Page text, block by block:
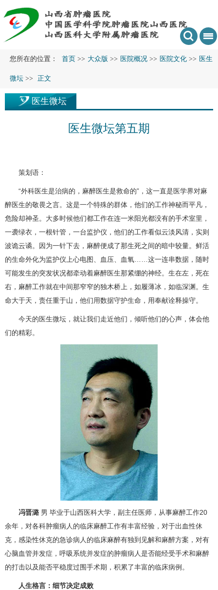
您所在的位置： 首页 >> 大众版 >> 医院概况 >> 医院文化 >> 医生
微坛 >> 正文
医生微坛
医生微坛第五期
策划语：
“外科医生是治病的，麻醉医生是救命的”，这一直是医学界对麻
醉医生的敬畏之言。这是一个特殊的群体，他们的工作神秘而平凡，
危险却神圣。大多时候他们都工作在连一米阳光都没有的手术室里，
一袭绿衣，一根针管，一台监护仪，他们的工作看似云淡风清，实则
波诡云谲。因为一针下去，麻醉便成了那生死之间的暗中较量。鲜活
的生命外化为监护仪上心电图、血压、血氧……这一连串数据，随时
可能发生的突发状况都牵动着麻醉医生那紧绷的神经。生在左，死在
右，麻醉工作就在中间那窄窄的独木桥上，如履薄冰，如临深渊。生
命大于天，责任重于山，他们用数据守护生命，用奉献诠释操守。
今天的医生微坛，就让我们走近他们，倾听他们的心声，体会他
们的精彩。
冯晋潞 男 毕业于山西医科大学，副主任医师，从事麻醉工作20
余年，对各科肿瘤病人的临床麻醉工作有丰富经验，对于出血性休
克，感染性休克的急诊病人的临床麻醉有独到见解和麻醉方案，对有
心脑血管并发症，呼吸系统并发症的肿瘤病人是否能经受手术和麻醉
的打击以及能否平稳度过围手术期，积累了丰富的临床病例。
人生格言：细节决定成败